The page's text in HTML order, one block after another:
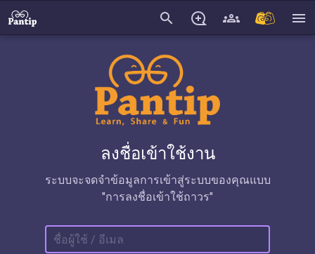
search menu
ลงชื่อเข้าใช้งาน
ระบบจะจดจำข้อมูลการเข้าสู่ระบบของคุณแบบ
"การลงชื่อเข้าใช้ถาวร"